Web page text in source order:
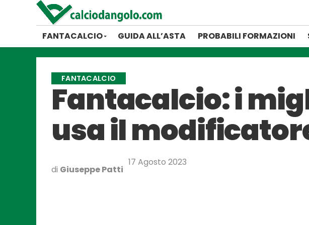
FANTACALCIO GUIDA ALL’ASTA PROBABILI FORMAZIONI
FANTACALCIO
Fantacalcio: i
usa il
di Giuseppe Patti
17 Agosto 2023